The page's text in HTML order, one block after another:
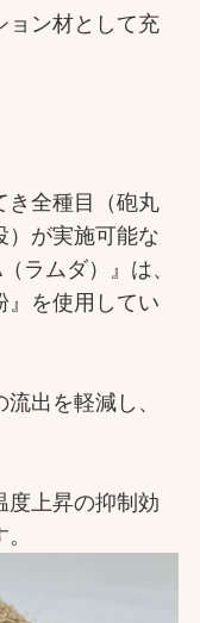
ョン材として充
き全種目（砲丸
）が実施可能な
ラムダ）』は、
』を使用してい
出を軽減し、
度上昇の抑制効